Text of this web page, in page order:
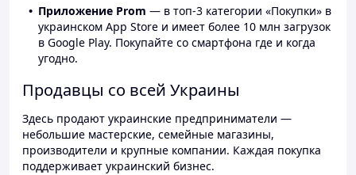
Приложение Prom — в топ-3 категории «Покупки» в
украинском App Store и имеет более 10 млн загрузок
в Google Play. Покупайте со смартфона где и когда
угодно.
Продавцы со всей Украины
Здесь продают украинские предприниматели —
небольшие мастерские, семейные магазины,
производители и крупные компании. Каждая покупка
поддерживает украинский бизнес.